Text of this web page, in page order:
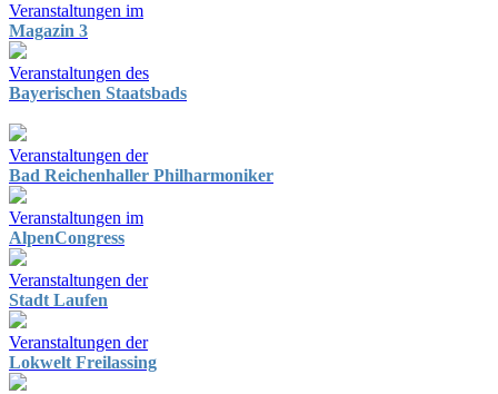
Veranstaltungen im
Magazin 3
Veranstaltungen des
Bayerischen Staatsbads
Veranstaltungen der
Bad Reichenhaller Philharmoniker
Veranstaltungen im
AlpenCongress
Veranstaltungen der
Stadt Laufen
Veranstaltungen der
Lokwelt Freilassing